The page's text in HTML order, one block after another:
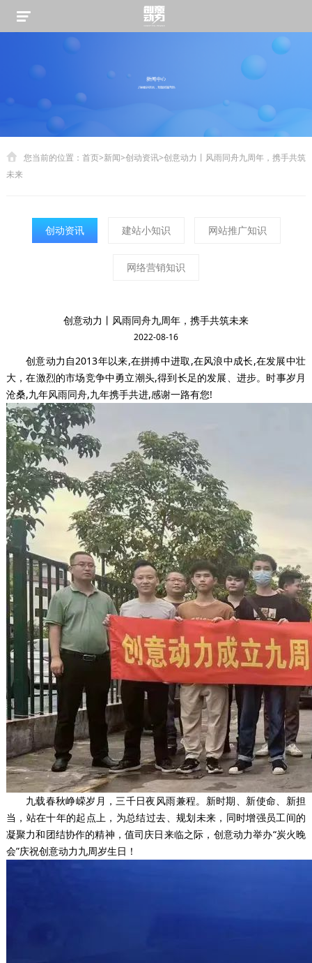
您当前的位置： 首页>新闻>创动资讯>创意动力丨风雨同舟九周年，携手共筑
未来
创动资讯 建站小知识 网站推广知识
网络营销知识
创意动力丨风雨同舟九周年，携手共筑未来
2022-08-16
创意动力自2013年以来,在拼搏中进取,在风浪中成长,在发展中壮
大，在激烈的市场竞争中勇立潮头,得到长足的发展、进步。时事岁月
沧桑,九年风雨同舟,九年携手共进,感谢一路有您!
九载春秋峥嵘岁月，三千日夜风雨兼程。新时期、新使命、新担
当，站在十年的起点上，为总结过去、规划未来，同时增强员工间的
凝聚力和团结协作的精神，值司庆日来临之际，创意动力举办“炭火晚
会”庆祝创意动力九周岁生日！